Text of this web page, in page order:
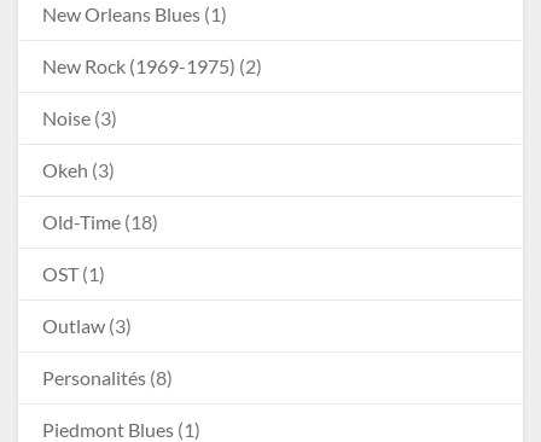
New Orleans Blues (1)
New Rock (1969-1975) (2)
Noise (3)
Okeh (3)
Old-Time (18)
OST(1)
Outlaw (3)
Personalités (8)
Piedmont Blues (1)